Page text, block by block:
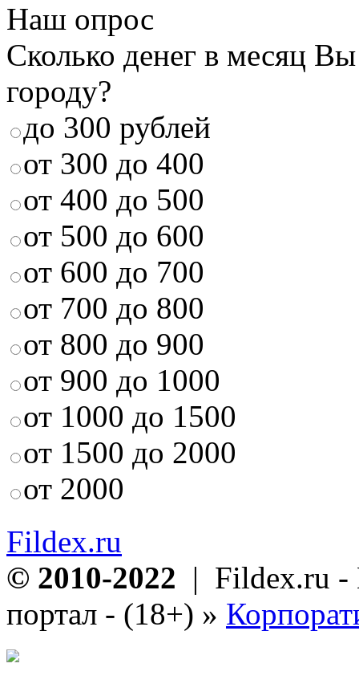
Наш опрос
Сколько денег в месяц
городу?
до 300 рублей
от 300 до 400
от 400 до 500
от 500 до 600
от 600 до 700
от 700 до 800
от 800 до 900
от 900 до 1000
от 1000 до 1500
от 1500 до 2000
от 2000
Fildex.ru
© 2010-2022 | Fildex.ru -
портал - (18+) »